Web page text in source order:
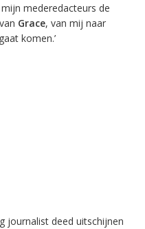
mederedacteurs de
Grace, van mij naar
komen.’
journalist deed uitschijnen